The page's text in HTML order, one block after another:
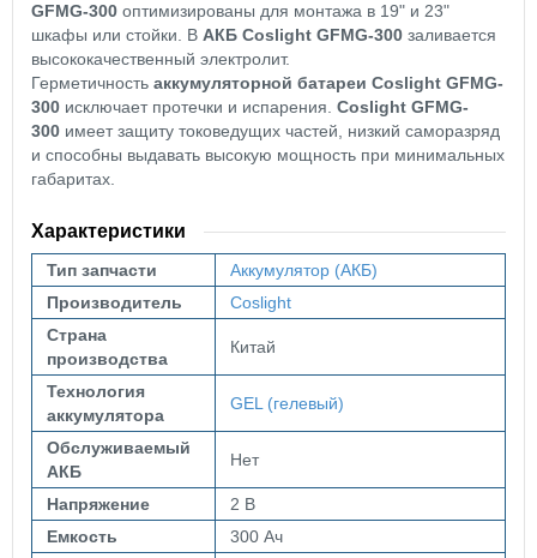
GFMG-300 оптимизированы для монтажа в 19" и 23"
шкафы или стойки. В АКБ Coslight GFMG-300 заливается
высококачественный электролит.
Герметичность аккумуляторной батареи Coslight GFMG-
300 исключает протечки и испарения. Coslight GFMG-
300 имеет защиту токоведущих частей, низкий саморазряд
и способны выдавать высокую мощность при минимальных
габаритах.
Характеристики
Тип запчасти
Аккумулятор (АКБ)
Производитель
Coslight
Страна
производства
Китай
Технология
аккумулятора
GEL (гелевый)
Обслуживаемый
АКБ
Нет
Напряжение
2 В
Емкость
300 Ач